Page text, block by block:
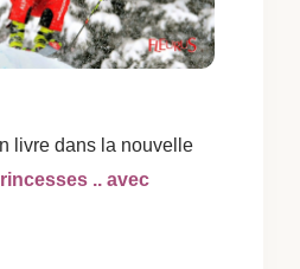
livre dans la nouvelle
.. avec